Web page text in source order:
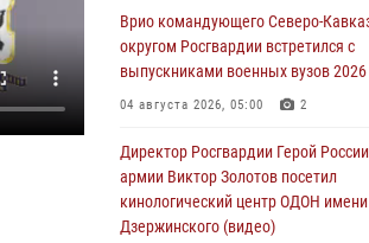
08 августа 2026, 09:29 2
В Северо-Западном округе
продолжаются мероприятия в
08 августа 2026, 09:03 1
Росгвардейцы в ЛНР
навыки тактической медицины с
Врио командующего Северо-
округом Росгвардии встретился с
выпускниками военных вузов 2026
04 августа 2026, 05:00 2
Директор Росгвардии Герой
армии Виктор Золотов посетил
кинологический центр ОДОН
Дзержинского (видео)